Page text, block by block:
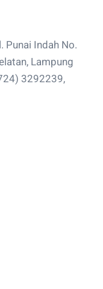
Punai Indah No.
Lampung
3292239,